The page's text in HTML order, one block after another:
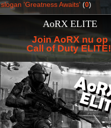
slogan 'Greatness Awaits' (0)
AoRX ELITE
Join AoRX nu op
Call of Duty ELITE!